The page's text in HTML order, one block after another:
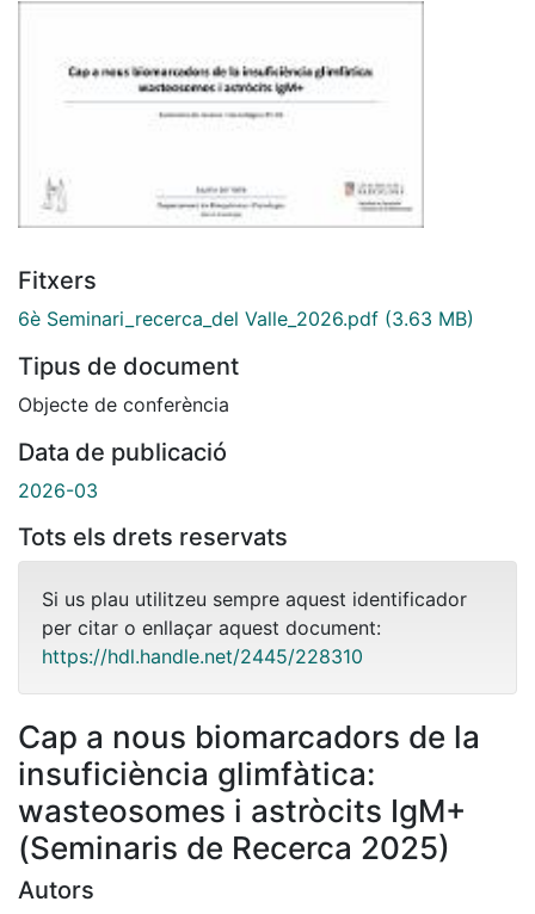
Fitxers
6è Seminari_recerca_del Valle_2026.pdf (3.63 MB)
Tipus de document
Objecte de conferència
Data de publicació
2026-03
Tots els drets reservats
Si us plau utilitzeu sempre aquest identificador
per citar o enllaçar aquest document:
https://hdl.handle.net/2445/228310
Cap a nous biomarcadors de la
insuficiència glimfàtica:
wasteosomes i astròcits IgM+
(Seminaris de Recerca 2025)
Autors